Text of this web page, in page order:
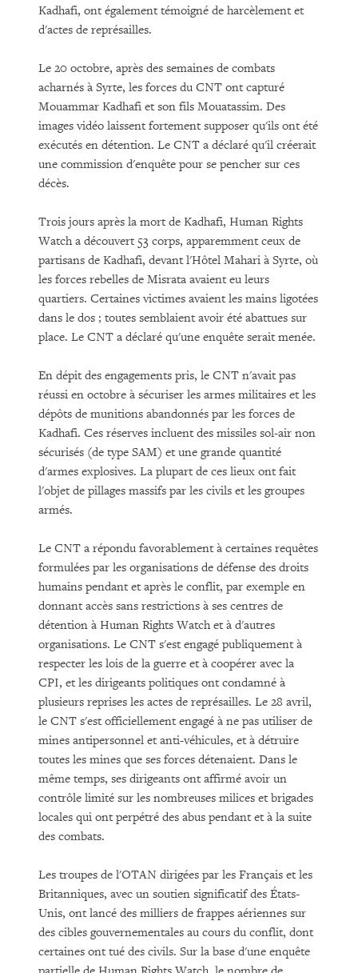
Kadhafi, ont également témoigné de harcèlement et
d'actes de représailles.
Le 20 octobre, après des semaines de combats
acharnés à Syrte, les forces du CNT ont capturé
Mouammar Kadhafi et son fils Mouatassim. Des
images vidéo laissent fortement supposer qu'ils ont été
exécutés en détention. Le CNT a déclaré qu'il créerait
une commission d'enquête pour se pencher sur ces
décès.
Trois jours après la mort de Kadhafi, Human Rights
Watch a découvert 53 corps, apparemment ceux de
partisans de Kadhafi, devant l'Hôtel Mahari à Syrte, où
les forces rebelles de Misrata avaient eu leurs
quartiers. Certaines victimes avaient les mains ligotées
dans le dos ; toutes semblaient avoir été abattues sur
place. Le CNT a déclaré qu'une enquête serait menée.
En dépit des engagements pris, le CNT n'avait pas
réussi en octobre à sécuriser les armes militaires et les
dépôts de munitions abandonnés par les forces de
Kadhafi. Ces réserves incluent des missiles sol-air non
sécurisés (de type SAM) et une grande quantité
d'armes explosives. La plupart de ces lieux ont fait
l'objet de pillages massifs par les civils et les groupes
armés.
Le CNT a répondu favorablement à certaines requêtes
formulées par les organisations de défense des droits
humains pendant et après le conflit, par exemple en
donnant accès sans restrictions à ses centres de
détention à Human Rights Watch et à d'autres
organisations. Le CNT s'est engagé publiquement à
respecter les lois de la guerre et à coopérer avec la
CPI, et les dirigeants politiques ont condamné à
plusieurs reprises les actes de représailles. Le 28 avril,
le CNT s'est officiellement engagé à ne pas utiliser de
mines antipersonnel et anti-véhicules, et à détruire
toutes les mines que ses forces détenaient. Dans le
même temps, ses dirigeants ont affirmé avoir un
contrôle limité sur les nombreuses milices et brigades
locales qui ont perpétré des abus pendant et à la suite
des combats.
Les troupes de l'OTAN dirigées par les Français et les
Britanniques, avec un soutien significatif des États-
Unis, ont lancé des milliers de frappes aériennes sur
des cibles gouvernementales au cours du conflit, dont
certaines ont tué des civils. Sur la base d'une enquête